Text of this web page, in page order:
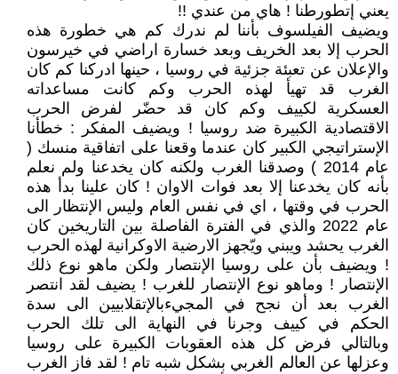
يعني إتطورطنا ! هاي من عندي !!
ويضيف الفيلسوف بأننا لم ندرك كم هي خطورة هذه
الحرب إلا بعد الخريف وبعد خسارة اراضي في خيرسون
والإعلان عن تعبئة جزئية في روسيا ، حينها ادركنا كم كان
الغرب قد تهيأ لهذه الحرب وكم كانت مساعداته
العسكرية لكييف وكم كان قد حضّر لفرض الحرب
الاقتصادية الكبيرة ضد روسيا ! ويضيف المفكر : خطأنا
الإستراتيجي الكبير كان عندما وقعنا على اتفاقية منسك (
عام 2014 ) وصدقنا الغرب ولكنه كان يخدعنا ولم نعلم
بأنه كان يخدعنا إلا بعد فوات الاوان ! كان علينا بدأ هذه
الحرب في وقتها ، اي في نفس العام وليس الإنتظار الى
عام 2022 والذي في الفترة الفاصلة بين التاريخين كان
الغرب يحشد ويبني ويّجهز الارضية الاوكرانية لهذه الحرب
! ويضيف بأن على روسيا الإنتصار ولكن ماهو نوع ذلك
الإنتصار ! وماهو نوع الإنتصار للغرب ! يضيف لقد انتصر
الغرب بعد أن نجح في المجيءبالإتقلابيين الى سدة
الحكم في كييف وجرنا في النهاية الى تلك الحرب
وبالتالي فرض كل هذه العقوبات الكبيرة على روسيا
وعزلها عن العالم الغربي بشكل شبه تام ! لقد فاز الغرب